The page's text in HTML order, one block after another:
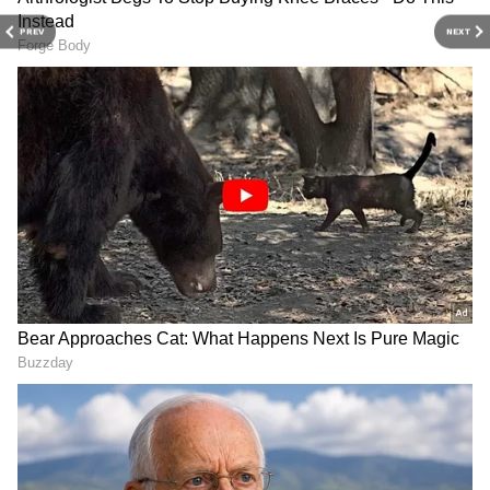
PREV NEXT
మైండ్ గేమ్ ఎలా ఉందంటే ? సినిమానే
Toxic Cast Fees: టాక్సిక్ స్టార్ల
రెమ్యూనరేషన్స్, యశ్‌కు 50
కోట్లు.. మరి కియారా, నయన్
ఎంత తీసుకున్నారంటే?
Isakapatnam: ఐశ్వర్య రాజేష్
'ఇసకపట్నం' వెబ్ సిరీస్
తప్పకుండా చూడడానికి 5
కారణాలు ఇవే